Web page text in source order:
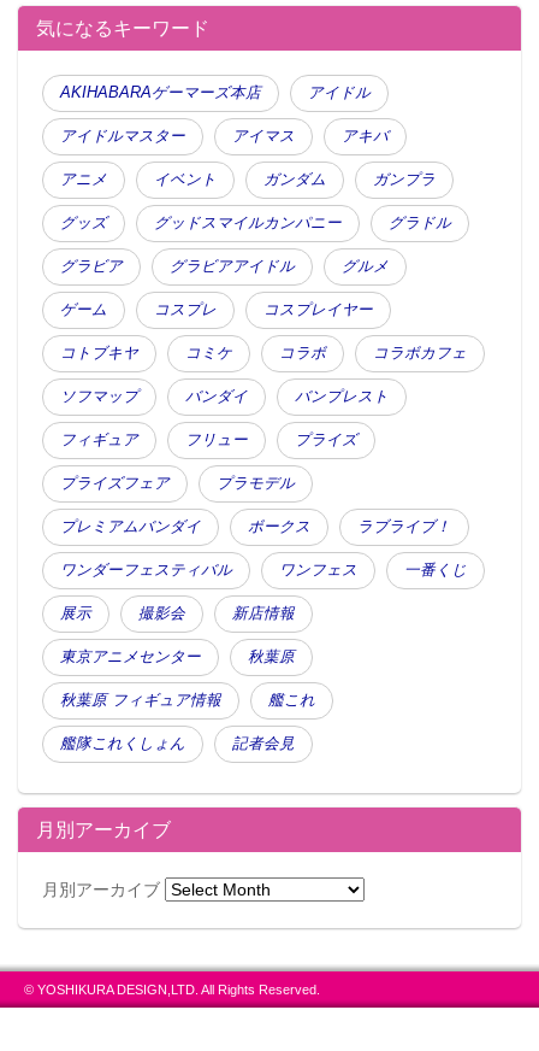
気になるキーワード
AKIHABARAゲーマーズ本店 アイドル
アイドルマスター アイマス アキバ
アニメ イベント ガンダム ガンプラ
グッズ グッドスマイルカンパニー グラドル
グラビア グラビアアイドル グルメ
ゲーム コスプレ コスプレイヤー
コトブキヤ コミケ コラボ コラボカフェ
ソフマップ バンダイ バンプレスト
フィギュア フリュー プライズ
プライズフェア プラモデル
プレミアムバンダイ ボークス ラブライブ！
ワンダーフェスティバル ワンフェス 一番くじ
展示 撮影会 新店情報
東京アニメセンター 秋葉原
秋葉原 フィギュア情報 艦これ
艦隊これくしょん 記者会見
月別アーカイブ
月別アーカイブ
© YOSHIKURA DESIGN,LTD. All Rights Reserved.